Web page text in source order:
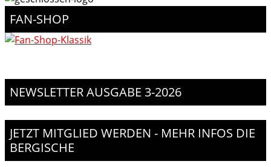
FAN-SHOP
NEWSLETTER AUSGABE 3-2026
JETZT MITGLIED WERDEN - MEHR INFOS DIE
BERGISCHE